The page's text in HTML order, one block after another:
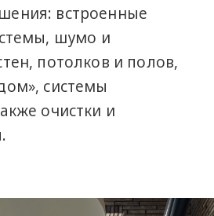
встроенные
шумо и
потолков и полов,
системы
очистки и